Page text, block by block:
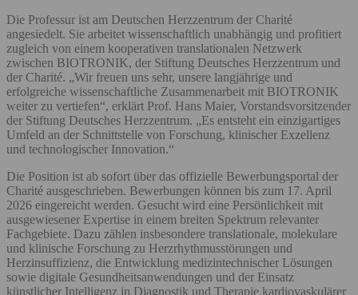
Die Professur ist am Deutschen Herzzentrum der Charité
angesiedelt. Sie arbeitet wissenschaftlich unabhängig und profitiert
zugleich von einem kooperativen translationalen Netzwerk
zwischen BIOTRONIK, der Stiftung Deutsches Herzzentrum und
der Charité. „Wir freuen uns sehr, unsere langjährige und
erfolgreiche wissenschaftliche Zusammenarbeit mit BIOTRONIK
weiter zu vertiefen“, erklärt Prof. Hans Maier, Vorstandsvorsitzender
der Stiftung Deutsches Herzzentrum. „Es entsteht ein einzigartiges
Umfeld an der Schnittstelle von Forschung, klinischer Exzellenz
und technologischer Innovation.“
Die Position ist ab sofort über das offizielle Bewerbungsportal der
Charité ausgeschrieben. Bewerbungen können bis zum 17. April
2026 eingereicht werden. Gesucht wird eine Persönlichkeit mit
ausgewiesener Expertise in einem breiten Spektrum relevanter
Fachgebiete. Dazu zählen insbesondere translationale, molekulare
und klinische Forschung zu Herzrhythmusstörungen und
Herzinsuffizienz, die Entwicklung medizintechnischer Lösungen
sowie digitale Gesundheitsanwendungen und der Einsatz
künstlicher Intelligenz in Diagnostik und Therapie kardiovaskulärer